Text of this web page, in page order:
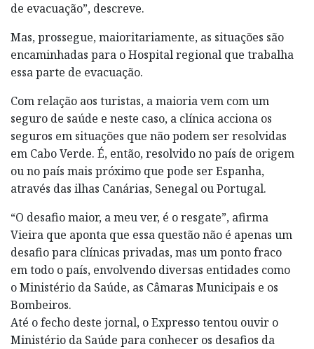
de evacuação”, descreve.
Mas, prossegue, maioritariamente, as situações são
encaminhadas para o Hospital regional que trabalha
essa parte de evacuação.
Com relação aos turistas, a maioria vem com um
seguro de saúde e neste caso, a clínica acciona os
seguros em situações que não podem ser resolvidas
em Cabo Verde. É, então, resolvido no país de origem
ou no país mais próximo que pode ser Espanha,
através das ilhas Canárias, Senegal ou Portugal.
“O desafio maior, a meu ver, é o resgate”, afirma
Vieira que aponta que essa questão não é apenas um
desafio para clínicas privadas, mas um ponto fraco
em todo o país, envolvendo diversas entidades como
o Ministério da Saúde, as Câmaras Municipais e os
Bombeiros.
Até o fecho deste jornal, o Expresso tentou ouvir o
Ministério da Saúde para conhecer os desafios da